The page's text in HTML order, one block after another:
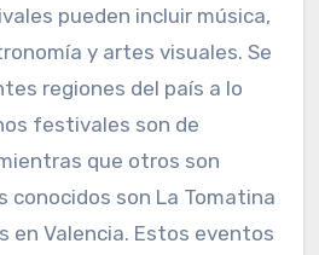
pueden incluir música,
y artes visuales. Se
regiones del país a lo
festivales son de
que otros son
conocidos son La Tomatina
en Valencia. Estos eventos